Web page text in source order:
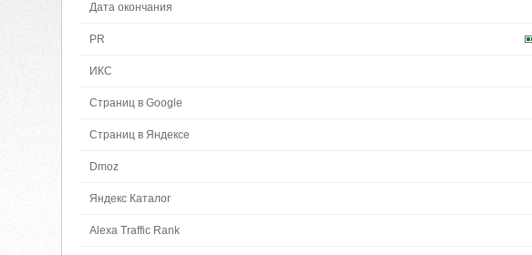
Дата окончания
PR
ИКС
Страниц в Google
Страниц в Яндексе
Dmoz
Яндекс Каталог
Alexa Traffic Rank